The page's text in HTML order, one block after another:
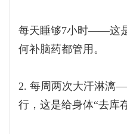
每天睡够7小时——这
何补脑药都管用。
2. 每周两次大汗淋漓
行，这是给身体“去库